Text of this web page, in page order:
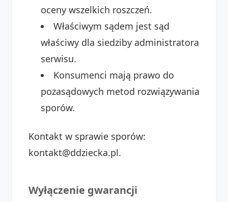
oceny wszelkich roszczeń.
Właściwym sądem jest sąd
właściwy dla siedziby administratora
serwisu.
Konsumenci mają prawo do
pozasądowych metod rozwiązywania
sporów.
Kontakt w sprawie sporów:
kontakt@ddziecka.pl.
Wyłączenie gwarancji